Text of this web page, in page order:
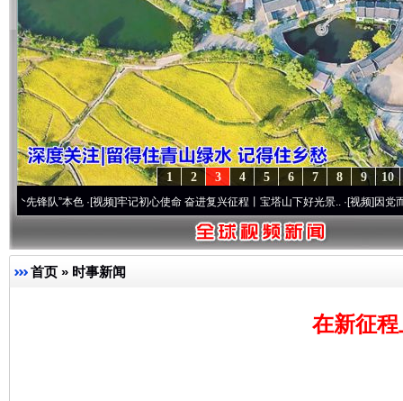
10
9
8
7
6
5
4
3
2
1
本色·[视频]牢记初心使命 奋进复兴征程丨宝塔山下好光景..·[视频]因党而生 为党
首页 » 时事新闻
在新征